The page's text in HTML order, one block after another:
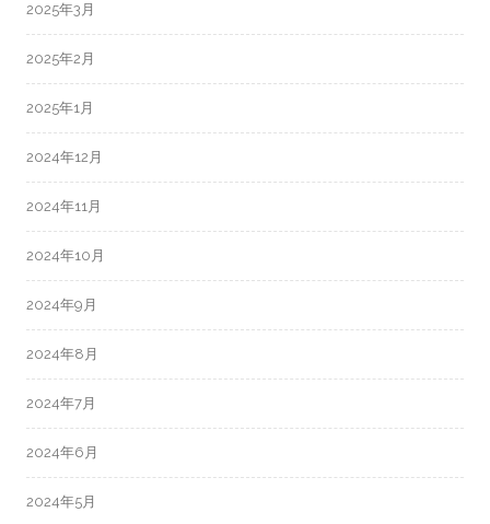
2025年3月
2025年2月
2025年1月
2024年12月
2024年11月
2024年10月
2024年9月
2024年8月
2024年7月
2024年6月
2024年5月